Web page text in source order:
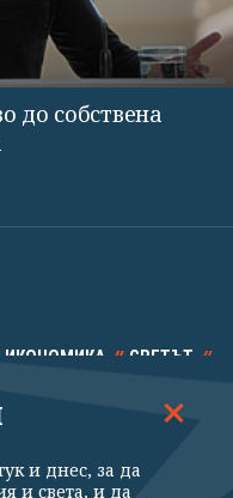
до собствена
ИКОНОМИКА СВЕТЪТ
КАЛЕЙДОСКОП
и днес, за да
и света, и да